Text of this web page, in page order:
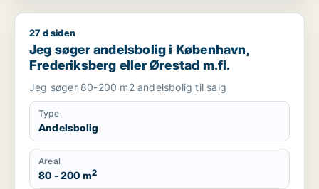
Jeg søger andelsbolig i København, Frederiksberg eller
27 d siden
Jeg søger andelsbolig i København,
Frederiksberg eller Ørestad m.fl.
Jeg søger 80-200 m2 andelsbolig til salg
Type
Andelsbolig
Areal
80 - 200 m2